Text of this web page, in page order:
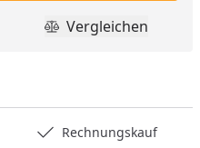
Produkt
Vergleichen
Rechnungskauf